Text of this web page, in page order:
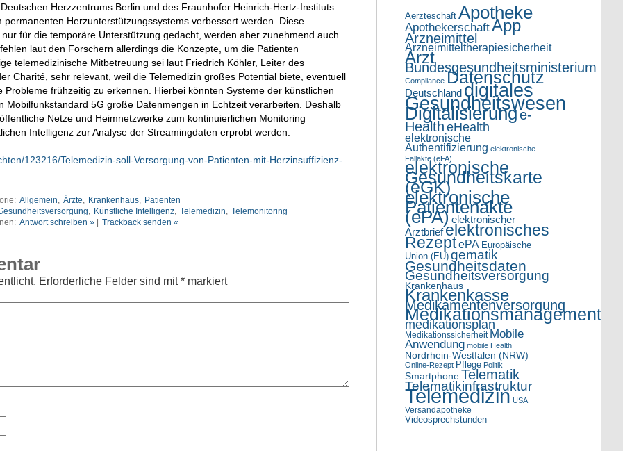
Herzzentrums Berlin und des Fraunhofer Heinrich-Hertz-Instituts
Herzunterstützungssystems verbessert werden. Diese
für die temporäre Unterstützung gedacht, werden aber zunehmend auch
laut den Forschern allerdings die Konzepte, um die Patienten
telemedizinische Mitbetreuung sei laut Friedrich Köhler, Leiter des
Charité, sehr relevant, weil die Telemedizin großes Potential biete, eventuell
frühzeitig zu erkennen. Hierbei könnten Systeme der künstlichen
Mobilfunkstandard 5G große Datenmengen in Echtzeit verarbeiten. Deshalb
Netze und Heimnetzwerke zum kontinuierlichen Monitoring
Intelligenz zur Analyse der Streamingdaten erprobt werden.
123216/Telemedizin-soll-Versorgung-von-Patienten-mit-Herzinsuffizienz-
Allgemein, Ärzte, Krankenhaus, Patienten
, Künstliche Intelligenz, Telemedizin, Telemonitoring
Antwort schreiben »| Trackback senden «
Erforderliche Felder sind mit* markiert
Aerzteschaft Apotheke
ApothekerschaftApp
Arzneimittel
Arzneimitteltherapiesicherheit
Arzt
Bundesgesundheitsministerium
Compliance Datenschutz
Deutschlanddigitales
Gesundheitswesen
Digitalisierunge-
Health eHealth
elektronische
Authentifizierung elektronische
Fallakte (eFA)
elektronische
Gesundheitskarte
(eGK)
elektronische
Patientenakte
(ePA) elektronischer
Arztbriefelektronisches
RezeptePA Europäische
Union (EU) gematik
Gesundheitsdaten
Gesundheitsversorgung
Krankenhaus
Krankenkasse
Medikamentenversorgung
Medikationsmanagement
medikationsplan
Medikationssicherheit Mobile
Anwendung mobile Health
Nordrhein-Westfalen (NRW)
Online-Rezept Pflege Politik
Smartphone Telematik
Telematikinfrastruktur
Telemedizin USA
Versandapotheke
Videosprechstunden